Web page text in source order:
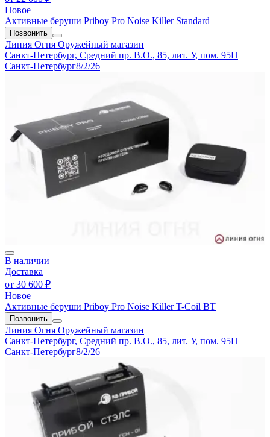
Новое
Активные беруши Priboy Pro Noise Killer Standard
Позвонить
Линия Огня Оружейный магазин
Санкт-Петербург, Средний пр. В.О., 85, лит. У, пом. 95Н
Санкт-Петербург8/2/26
В наличии
Доставка
от 30 600 ₽
Новое
Активные беруши Priboy Pro Noise Killer T-Coil BT
Позвонить
Линия Огня Оружейный магазин
Санкт-Петербург, Средний пр. В.О., 85, лит. У, пом. 95Н
Санкт-Петербург8/2/26